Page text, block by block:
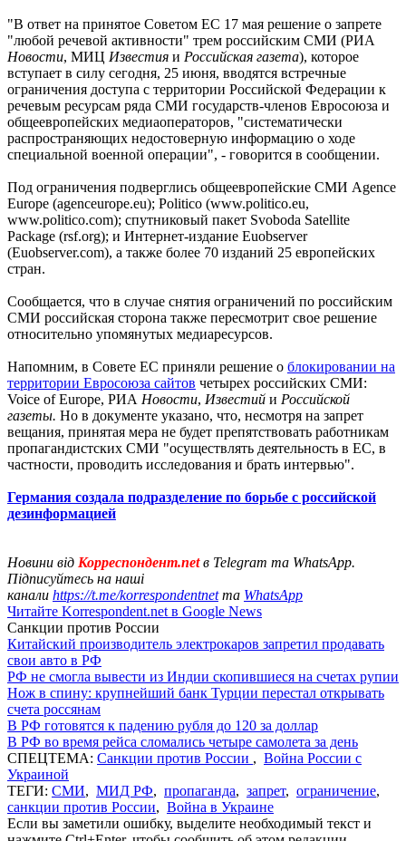
"В ответ на принятое Советом ЕС 17 мая решение о запрете
"любой речевой активности" трем российским СМИ (РИА
Новости, МИЦ Известия и Российская газета), которое
вступает в силу сегодня, 25 июня, вводятся встречные
ограничения доступа с территории Российской Федерации к
речевым ресурсам ряда СМИ государств-членов Евросоюза и
общеевропейских медиаоператоров, "систематически
распространяющих недостоверную информацию о ходе
специальной военной операции", - говорится в сообщении.
Под ограничения подверглись общеевропейские СМИ Agence
Europe (agenceurope.eu); Politico (www.politico.eu,
www.politico.com); спутниковый пакет Svoboda Satellite
Package (rsf.org); и Интернет-издание Euobserver
(Euobserver.com), а также более 70 изданий 25 европейских
стран.
Сообщается, что в случае снятия ограничений по российским
СМИ российская сторона также пересмотрит свое решение
относительно упомянутых медиаресурсов.
Напомним, в Совете ЕС приняли решение о блокировании на
территории Евросоюза сайтов четырех российских СМИ:
Voice of Europe, РИА Новости, Известий и Российской
газеты. Но в документе указано, что, несмотря на запрет
вещания, принятая мера не будет препятствовать работникам
пропагандистских СМИ "осуществлять деятельность в ЕС, в
частности, проводить исследования и брать интервью".
Германия создала подразделение по борьбе с российской
дезинформацией
Новини від Корреспондент.netв Telegram та WhatsApp.
Підписуйтесь на наші
канали https://t.me/korrespondentnetта WhatsApp
Читайте Korrespondent.net в Google News
Санкции против России
Китайский производитель электрокаров запретил продавать
свои авто в РФ
РФ не смогла вывести из Индии скопившиеся на счетах рупии
Нож в спину: крупнейший банк Турции перестал открывать
счета россянам
В РФ готовятся к падению рубля до 120 за доллар
В РФ во время рейса сломались четыре самолета за день
СПЕЦТЕМА: Санкции против России , Война России с
Украиной
ТЕГИ: СМИ, МИД РФ, пропаганда, запрет, ограничение,
санкции против России, Война в Украине
Если вы заметили ошибку, выделите необходимый текст и